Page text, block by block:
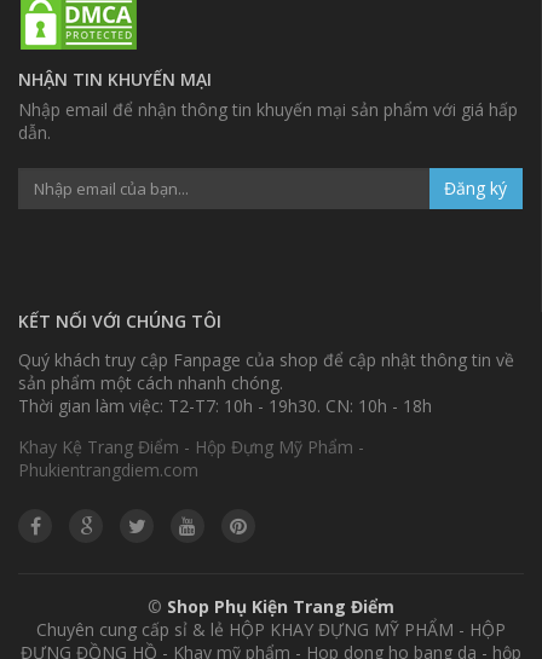
NHẬN TIN KHUYẾN MẠI
Nhập email để nhận thông tin khuyến mại sản phẩm với giá hấp
dẫn.
Đăng ký
KẾT NỐI VỚI CHÚNG TÔI
Quý khách truy cập Fanpage của shop để cập nhật thông tin về
sản phẩm một cách nhanh chóng.
Thời gian làm việc: T2-T7: 10h - 19h30. CN: 10h - 18h
Khay Kệ Trang Điểm - Hộp Đựng Mỹ Phẩm -
Phukientrangdiem.com
© Shop Phụ Kiện Trang Điểm
Chuyên cung cấp sỉ & lẻ HỘP KHAY ĐỰNG MỸ PHẨM - HỘP
ĐỰNG ĐỒNG HỒ - Khay mỹ phẩm - Hop dong ho bang da - hộp